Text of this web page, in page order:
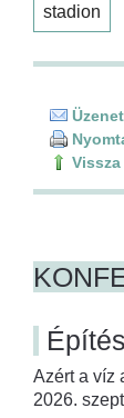
stadion
Azért a víz
2026.